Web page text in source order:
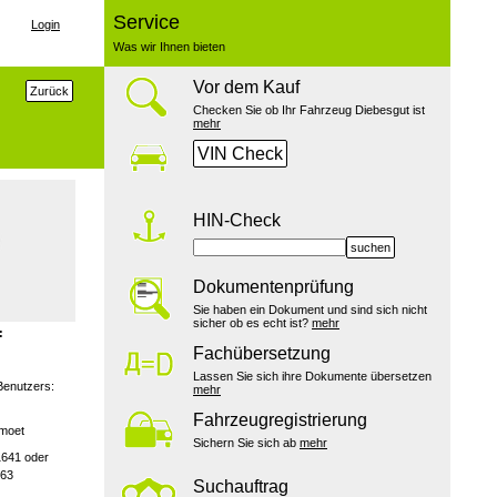
Service
Was wir Ihnen bieten
Vor dem Kauf
Checken Sie ob Ihr Fahrzeug Diebesgut ist
mehr
VIN Check
HIN-Check
suchen
Dokumentenprüfung
Sie haben ein Dokument und sind sich nicht
sicher ob es echt ist? mehr
Fachübersetzung
Lassen Sie sich ihre Dokumente übersetzen
mehr
Fahrzeugregistrierung
Sichern Sie sich ab mehr
Suchauftrag
Login
Zurück
oder